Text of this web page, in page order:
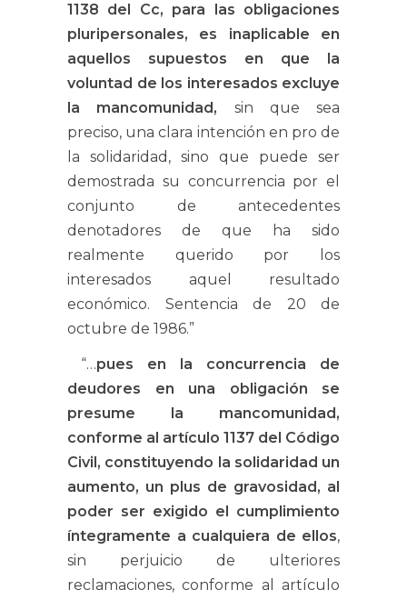
1138 del Cc, para las obligaciones
pluripersonales, es inaplicable en
aquellos supuestos en que la
voluntad de los interesados excluye
la mancomunidad, sin que sea
preciso, una clara intención en pro de
la solidaridad, sino que puede ser
demostrada su concurrencia por el
conjunto de antecedentes
denotadores de que ha sido
realmente querido por los
interesados aquel resultado
económico. Sentencia de 20 de
octubre de 1986.”
“…pues en la concurrencia de
deudores en una obligación se
presume la mancomunidad,
conforme al artículo 1137 del Código
Civil, constituyendo la solidaridad un
aumento, un plus de gravosidad, al
poder ser exigido el cumplimiento
íntegramente a cualquiera de ellos,
sin perjuicio de ulteriores
reclamaciones, conforme al artículo